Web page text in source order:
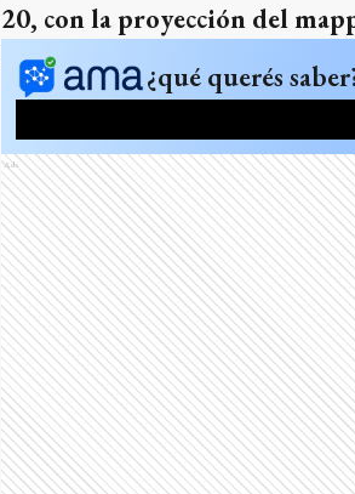
20, con la proyección del
¿qué querés
Ads